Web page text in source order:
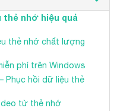
thẻ nhớ hiệu quả
thẻ nhớ chất lượng
phí trên Windows
Phục hồi dữ liệu thẻ
từ thẻ nhớ